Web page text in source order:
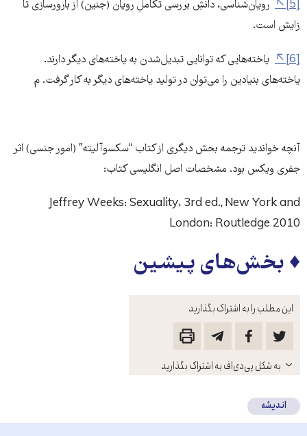
این مطلب را به اشتراک بگذارید
باز
کنید
به شکل پی‌دی‌اف به اشتراک بگذارید
[5]
رویان‌شناسی، دانشِ بررسی تکاملِ رویان (جنین) از بارورسازی تا
زایش است.
[6]
یاخته‌هایی که توانایی تبدیل‌شدن به یاخته‌های دیگر دارند.
یاخته‌های بنیادین را می‌توان در تولید یاخته‌های دیگر به کار گرفت. م
آنچه خواندید ترجمه بحش دیگری از کتاب “سکسوآلیته” (امور جنسی) اثر
جفری ویکس بود. مشخصات اصل انگلیسی کتاب:
Jeffrey Weeks: ‌‌‌‌‌‌‌Sexuality، 3rd ed., New York and
London: ‌‌‌‌‌‌‌Routledge 2010
‌‌‌‌♦ بخش‌های پیشین
اندیشه